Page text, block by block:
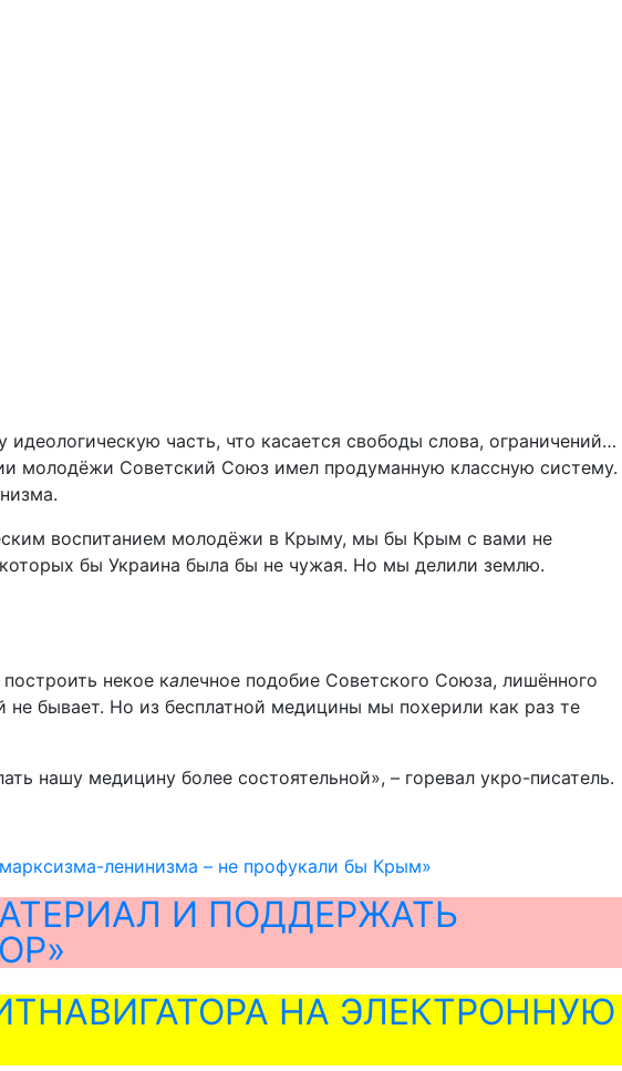
часть, что касается свободы слова, ограничений…
молодёжи Советский Союз имел продуманную классную систему.
воспитанием молодёжи в Крыму, мы бы Крым с вами не
бы Украина была бы не чужая. Но мы делили землю.
некое калечное подобие Советского Союза, лишённого
бывает. Но из бесплатной медицины мы похерили как раз те
нашу медицину более состоятельной», – горевал укро-писатель.
ленинизма – не профукали бы Крым»
И ПОДДЕРЖАТЬ
НА ЭЛЕКТРОННУЮ